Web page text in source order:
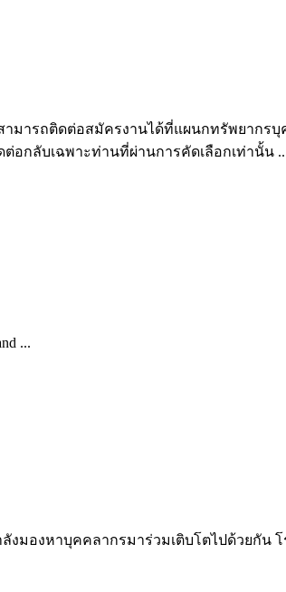
รถติดต่อสมัครงานได้ที่แผนกทรัพยากรบุคค
อกลับเฉพาะท่านที่ผ่านการคัดเลือกเท่านั้น
...
ลังมองหาบุคคลากรมาร่วมเติบโตไปด้วยกั